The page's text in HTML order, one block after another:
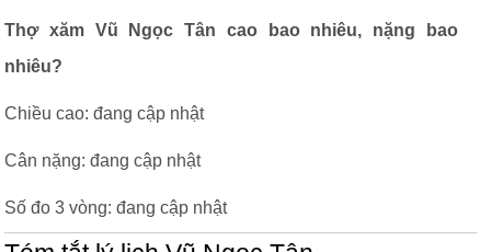
Thợ xăm Vũ Ngọc Tân cao bao nhiêu, nặng bao
nhiêu?
Chiều cao: đang cập nhật
Cân nặng: đang cập nhật
Số đo 3 vòng: đang cập nhật